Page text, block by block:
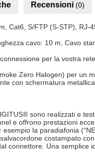
Recensioni (0)
Cat6, S/FTP (S-STP), RJ-
cavo: 10 m, Cavo
per la vostra rete.
Zero Halogen) per un
con schermatura
sono realizzati e
e offrono prestazioni
la paradiafonia
costampato
connettore. Una semplice